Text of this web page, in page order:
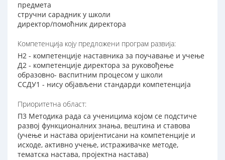
предмета
стручни сарадник у школи
директор/помоћник директора
Компетенција коју предложени програм развија:
Н2 - компетенције наставника за поучавање и учење
Д2 - компетенције директора за руковођење
образовно- васпитним процесом у школи
ССДУ1 - нису објављени стандарди компетенција
Приоритетна област:
П3 Методика рада са ученицима којом се подстиче
развој функционалних знања, вештина и ставова
(учење и настава оријентисани на компетенције и
исходе, активно учење, истраживачке методе,
тематска настава, пројектна настава)